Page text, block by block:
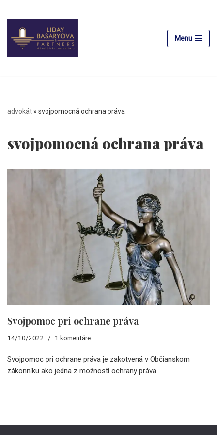
Preskočiť
na
obsah
Menu
advokát » svojpomocná ochrana práva
svojpomocná ochrana práva
Svojpomoc pri ochrane práva
14/10/2022 1 komentáre
Svojpomoc pri ochrane práva je zakotvená v Občianskom
zákonníku ako jedna z možností ochrany práva.